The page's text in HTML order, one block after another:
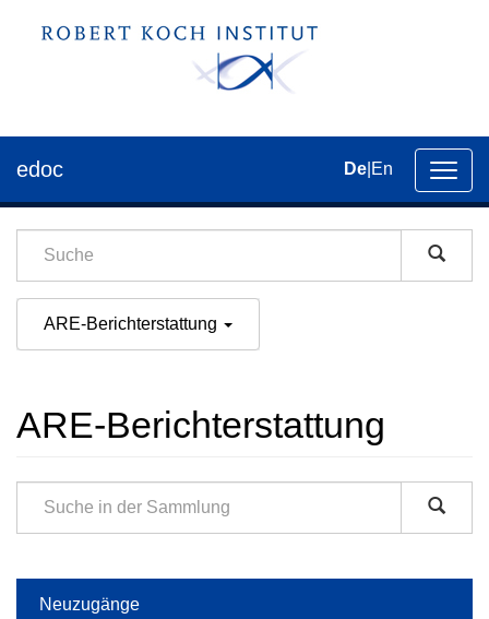
der
edoc De En
ARE-Berichterstattung
ARE-Berichterstattung
Neuzugänge